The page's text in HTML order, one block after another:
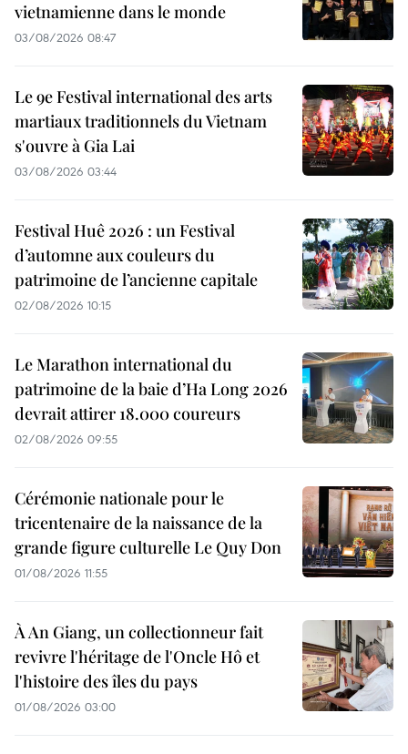
vietnamienne dans le monde
03/08/2026 08:47
Le 9e Festival international des arts
martiaux traditionnels du Vietnam
s'ouvre à Gia Lai
03/08/2026 03:44
Festival Huê 2026 : un Festival
d’automne aux couleurs du
patrimoine de l’ancienne capitale
02/08/2026 10:15
Le Marathon international du
patrimoine de la baie d’Ha Long 2026
devrait attirer 18.000 coureurs
02/08/2026 09:55
Cérémonie nationale pour le
tricentenaire de la naissance de la
grande figure culturelle Le Quy Don
01/08/2026 11:55
À An Giang, un collectionneur fait
revivre l'héritage de l'Oncle Hô et
l'histoire des îles du pays
01/08/2026 03:00